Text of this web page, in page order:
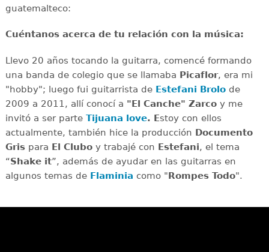
guatemalteco:
Cuéntanos acerca de tu relación con la música:
Llevo 20 años tocando la guitarra, comencé formando
una banda de colegio que se llamaba Picaflor, era mi
"hobby"; luego fui guitarrista deEstefani Brolode
2009 a 2011, allí conocí a "El Canche" Zarcoy me
invitó a ser parte Tijuana love. Estoy con ellos
actualmente, también hice la producción Documento
Grispara El Clubo y trabajé con Estefani, el tema
“Shake it”, además de ayudar en las guitarras en
algunos temas de Flaminia como "Rompes Todo".